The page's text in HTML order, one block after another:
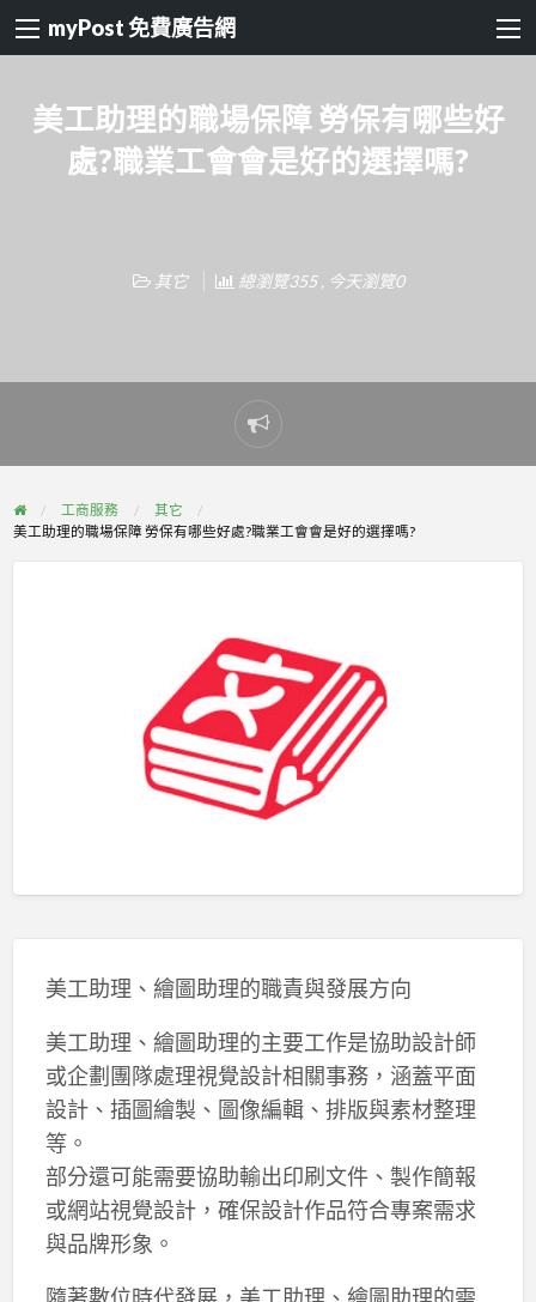
myPost 免費廣告網
美工助理的職場保障 勞保有哪些好
處?職業工會會是好的選擇嗎?
其它 總瀏覽355 , 今天瀏覽0
Report
problem
工商服務
其它
美工助理的職場保障 勞保有哪些好處?職業工會會是好的選擇嗎?
美工助理、繪圖助理的職責與發展方向
美工助理、繪圖助理的主要工作是協助設計師
或企劃團隊處理視覺設計相關事務，涵蓋平面
設計、插圖繪製、圖像編輯、排版與素材整理
等。
部分還可能需要協助輸出印刷文件、製作簡報
或網站視覺設計，確保設計作品符合專案需求
與品牌形象。